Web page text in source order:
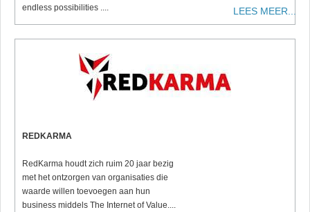
endless possibilities ....
LEES MEER...
REDKARMA
RedKarma houdt zich ruim 20 jaar bezig
met het ontzorgen van organisaties die
waarde willen toevoegen aan hun
business middels The Internet of Value....